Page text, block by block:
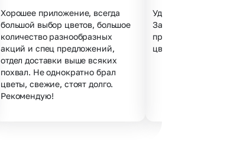
Хорошее приложение, всегда
большой выбор цветов, большое
количество разнообразных
акций и спец предложений,
отдел доставки выше всяких
похвал. Не однократно брал
цветы, свежие, стоят долго.
Рекомендую!
Удобный сайт, все
Заказала за 5 минут,
проблем. Курьер
цветы свежие, не